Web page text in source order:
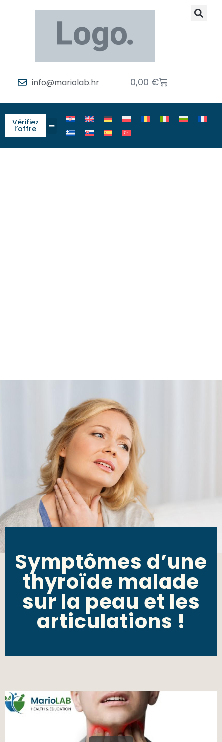
info@mariolab.hr 0,00 €
Vérifiez
l’offre
Symptômes d’une
thyroïde malade
sur la peau et les
articulations !